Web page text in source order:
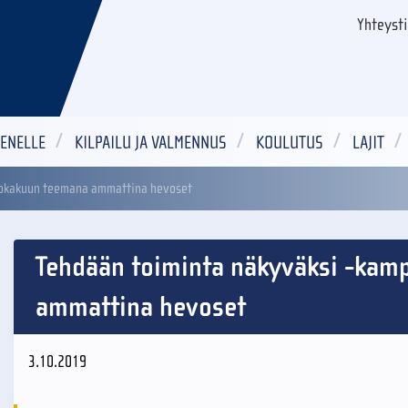
KILPAILU JA VALMENNUS KOULUTUS LAJIT
teemana ammattina hevoset
Tehdään toiminta näkyväksi -
ammattina hevoset
3.10.2019